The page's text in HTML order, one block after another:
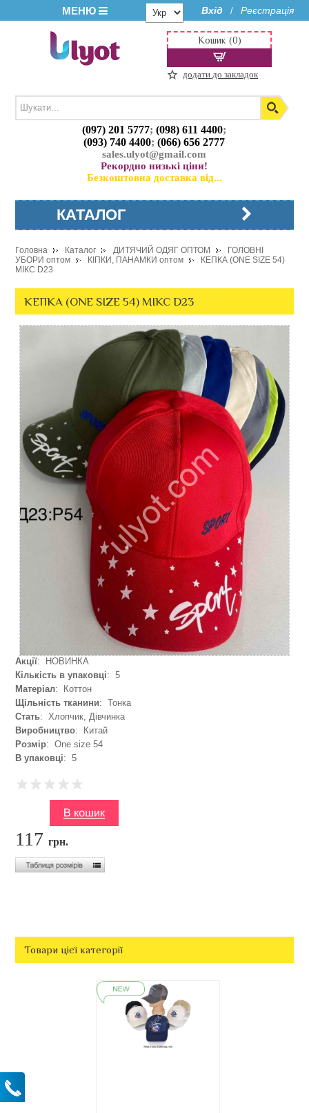
МЕНЮ Вхід / Реєстрація
(097) 201 5777;(098) 611 4400;
(093) 740 4400;(066) 656 2777
sales.ulyot@gmail.com
Рекордно низькі ціни!
Безкоштовна доставка від...
Кошик (0)
додати до закладок
КАТАЛОГ
Головна Каталог ДИТЯЧИЙ ОДЯГ ОПТОМ
ГОЛОВНІ
УБОРИ оптом
КІПКИ, ПАНАМКИ оптом
КЕПКА (ONE SIZE 54)
МІКС D23
КЕПКА (ONE SIZE 54) МІКС D23
Акції: НОВИНКА
Кількість в упаковці: 5
Матеріал: Коттон
Щільність тканини: Тонка
Стать: Хлопчик, Дівчинка
Виробництво: Китай
Розмір: One size 54
В упаковці: 5
117грн.
Товари цієї категорії